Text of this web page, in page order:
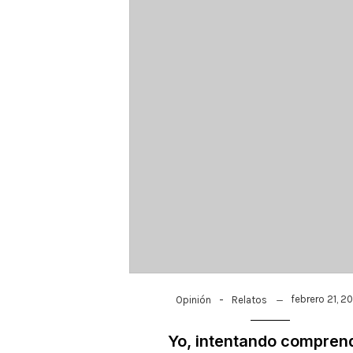
Opinión - Relatos febrero 21,
Yo, intentando